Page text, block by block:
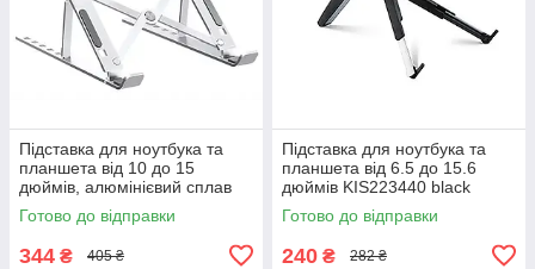
Підставка для ноутбука та
планшета від 10 до 15
дюймів, алюмінієвий сплав
HP-LH002 silver
Готово до відправки
344 ₴ 405 ₴
Підставка для ноутбука та
планшета від 6.5 до 15.6
дюймів KIS223440 black
Готово до відправки
240 ₴ 282 ₴